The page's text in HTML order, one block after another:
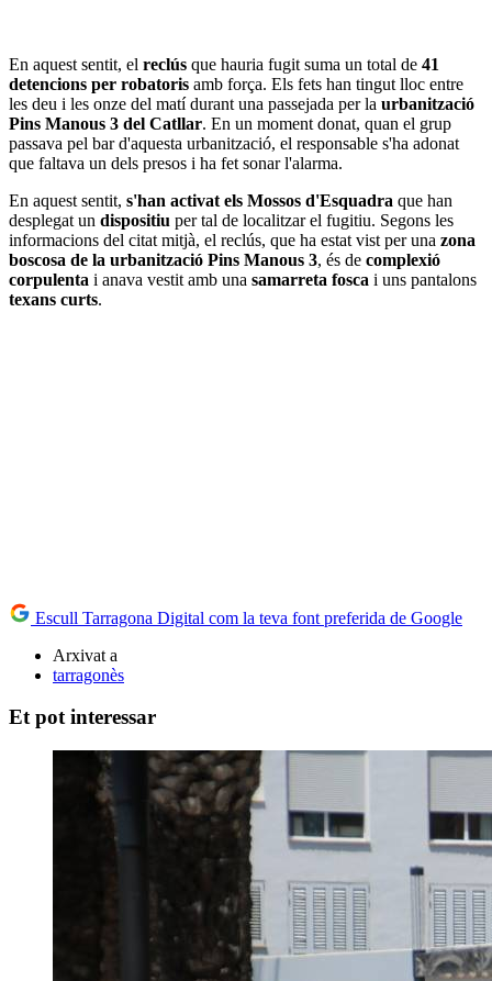
En aquest sentit, el reclús que hauria fugit suma un total de 41
detencions per robatoris amb força. Els fets han tingut lloc entre
les deu i les onze del matí durant una passejada per la urbanització
Pins Manous 3 del Catllar. En un moment donat, quan el grup
passava pel bar d'aquesta urbanització, el responsable s'ha adonat
que faltava un dels presos i ha fet sonar l'alarma.
En aquest sentit, s'han activat els Mossos d'Esquadra que han
desplegat un dispositiu per tal de localitzar el fugitiu. Segons les
informacions del citat mitjà, el reclús, que ha estat vist per una zona
boscosa de la urbanització Pins Manous 3, és de complexió
corpulenta i anava vestit amb una samarreta fosca i uns pantalons
texans curts.
Escull Tarragona Digital com la teva font preferida de Google
Arxivat a
tarragonès
Et pot interessar